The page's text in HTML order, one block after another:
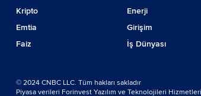
Kripto
Emtia
Faiz
Enerji
Girişim
İş Dünyası
© 2024 CNBC LLC. Tüm hakları sakladır
Piyasa verileri Forinvest Yazılım ve Teknolojileri